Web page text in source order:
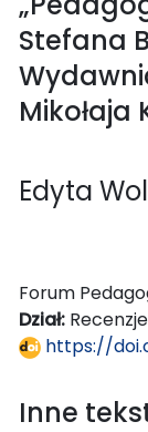
Stefana
Mikołaja
Edyta
Forum
Dział: Recenzje
https://
Inne